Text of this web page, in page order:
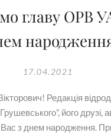
главу ОРВ
17.04.2021
Редакція
його друзі,
Вас з днем ​​народження.